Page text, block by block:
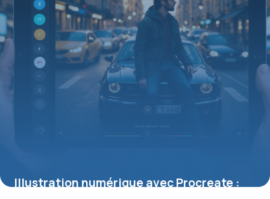
Illustration numérique avec Procreate :